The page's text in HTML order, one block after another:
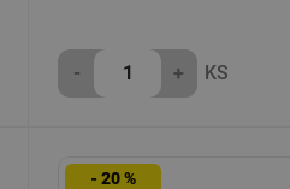
- + KS
- 20 %